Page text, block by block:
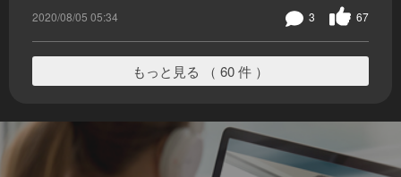
2020/08/05 05:34 67
3
もっと見る （ 60 件 ）